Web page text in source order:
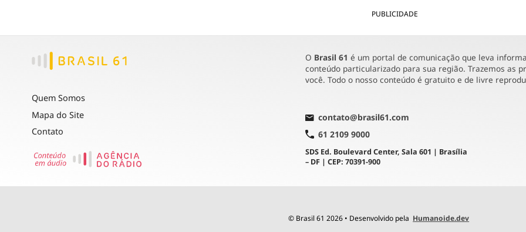
PUBLICIDADE
Quem Somos
Mapa do Site
Contato
O Brasil 61 é um portal de comunicação que leva
conteúdo particularizado para sua região. Trazemos as
você. Todo o nosso conteúdo é gratuito e de livre
contato@brasil61.com
61 2109 9000
SDS Ed. Boulevard Center, Sala 601 | Brasília
– DF | CEP: 70391-900
© Brasil 61 2026 • Desenvolvido pela Humanoide.dev